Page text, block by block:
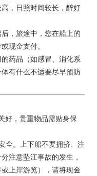
，日照时间较长，醉好
，旅途中，您在船上的
现金支付。
药品（如感冒、消化系
有什么不适要尽早预防
好，贵重物品需贴身保
全。上下船不要拥挤、注
注意坠江事故的发生，
上岸游览），请将现金